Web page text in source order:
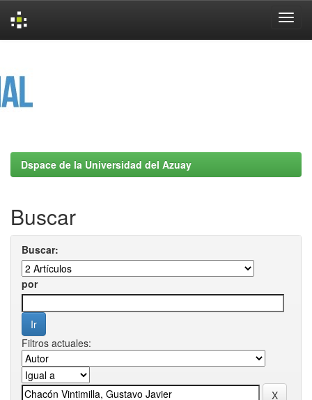
Dspace de la Universidad del Azuay
Buscar
Buscar:
por
Filtros actuales: